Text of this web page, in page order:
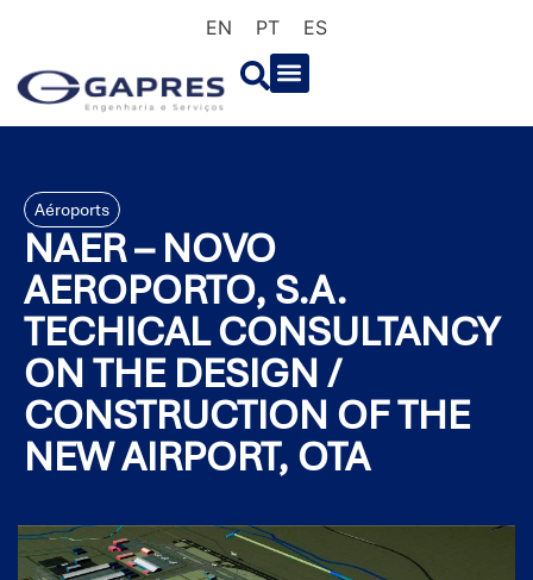
EN PT ES
Aéroports
NAER – NOVO
AEROPORTO, S.A.
TECHICAL CONSULTANCY
ON THE DESIGN /
CONSTRUCTION OF THE
NEW AIRPORT, OTA